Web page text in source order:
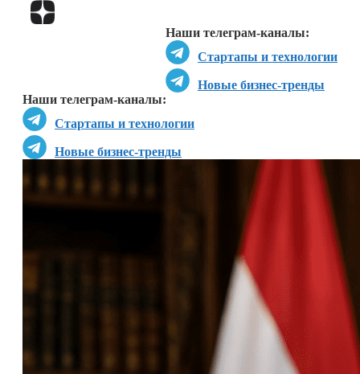
Наши телеграм-каналы:
Стартапы и технологии
Новые бизнес-тренды
Наши телеграм-каналы:
Стартапы и технологии
Новые бизнес-тренды